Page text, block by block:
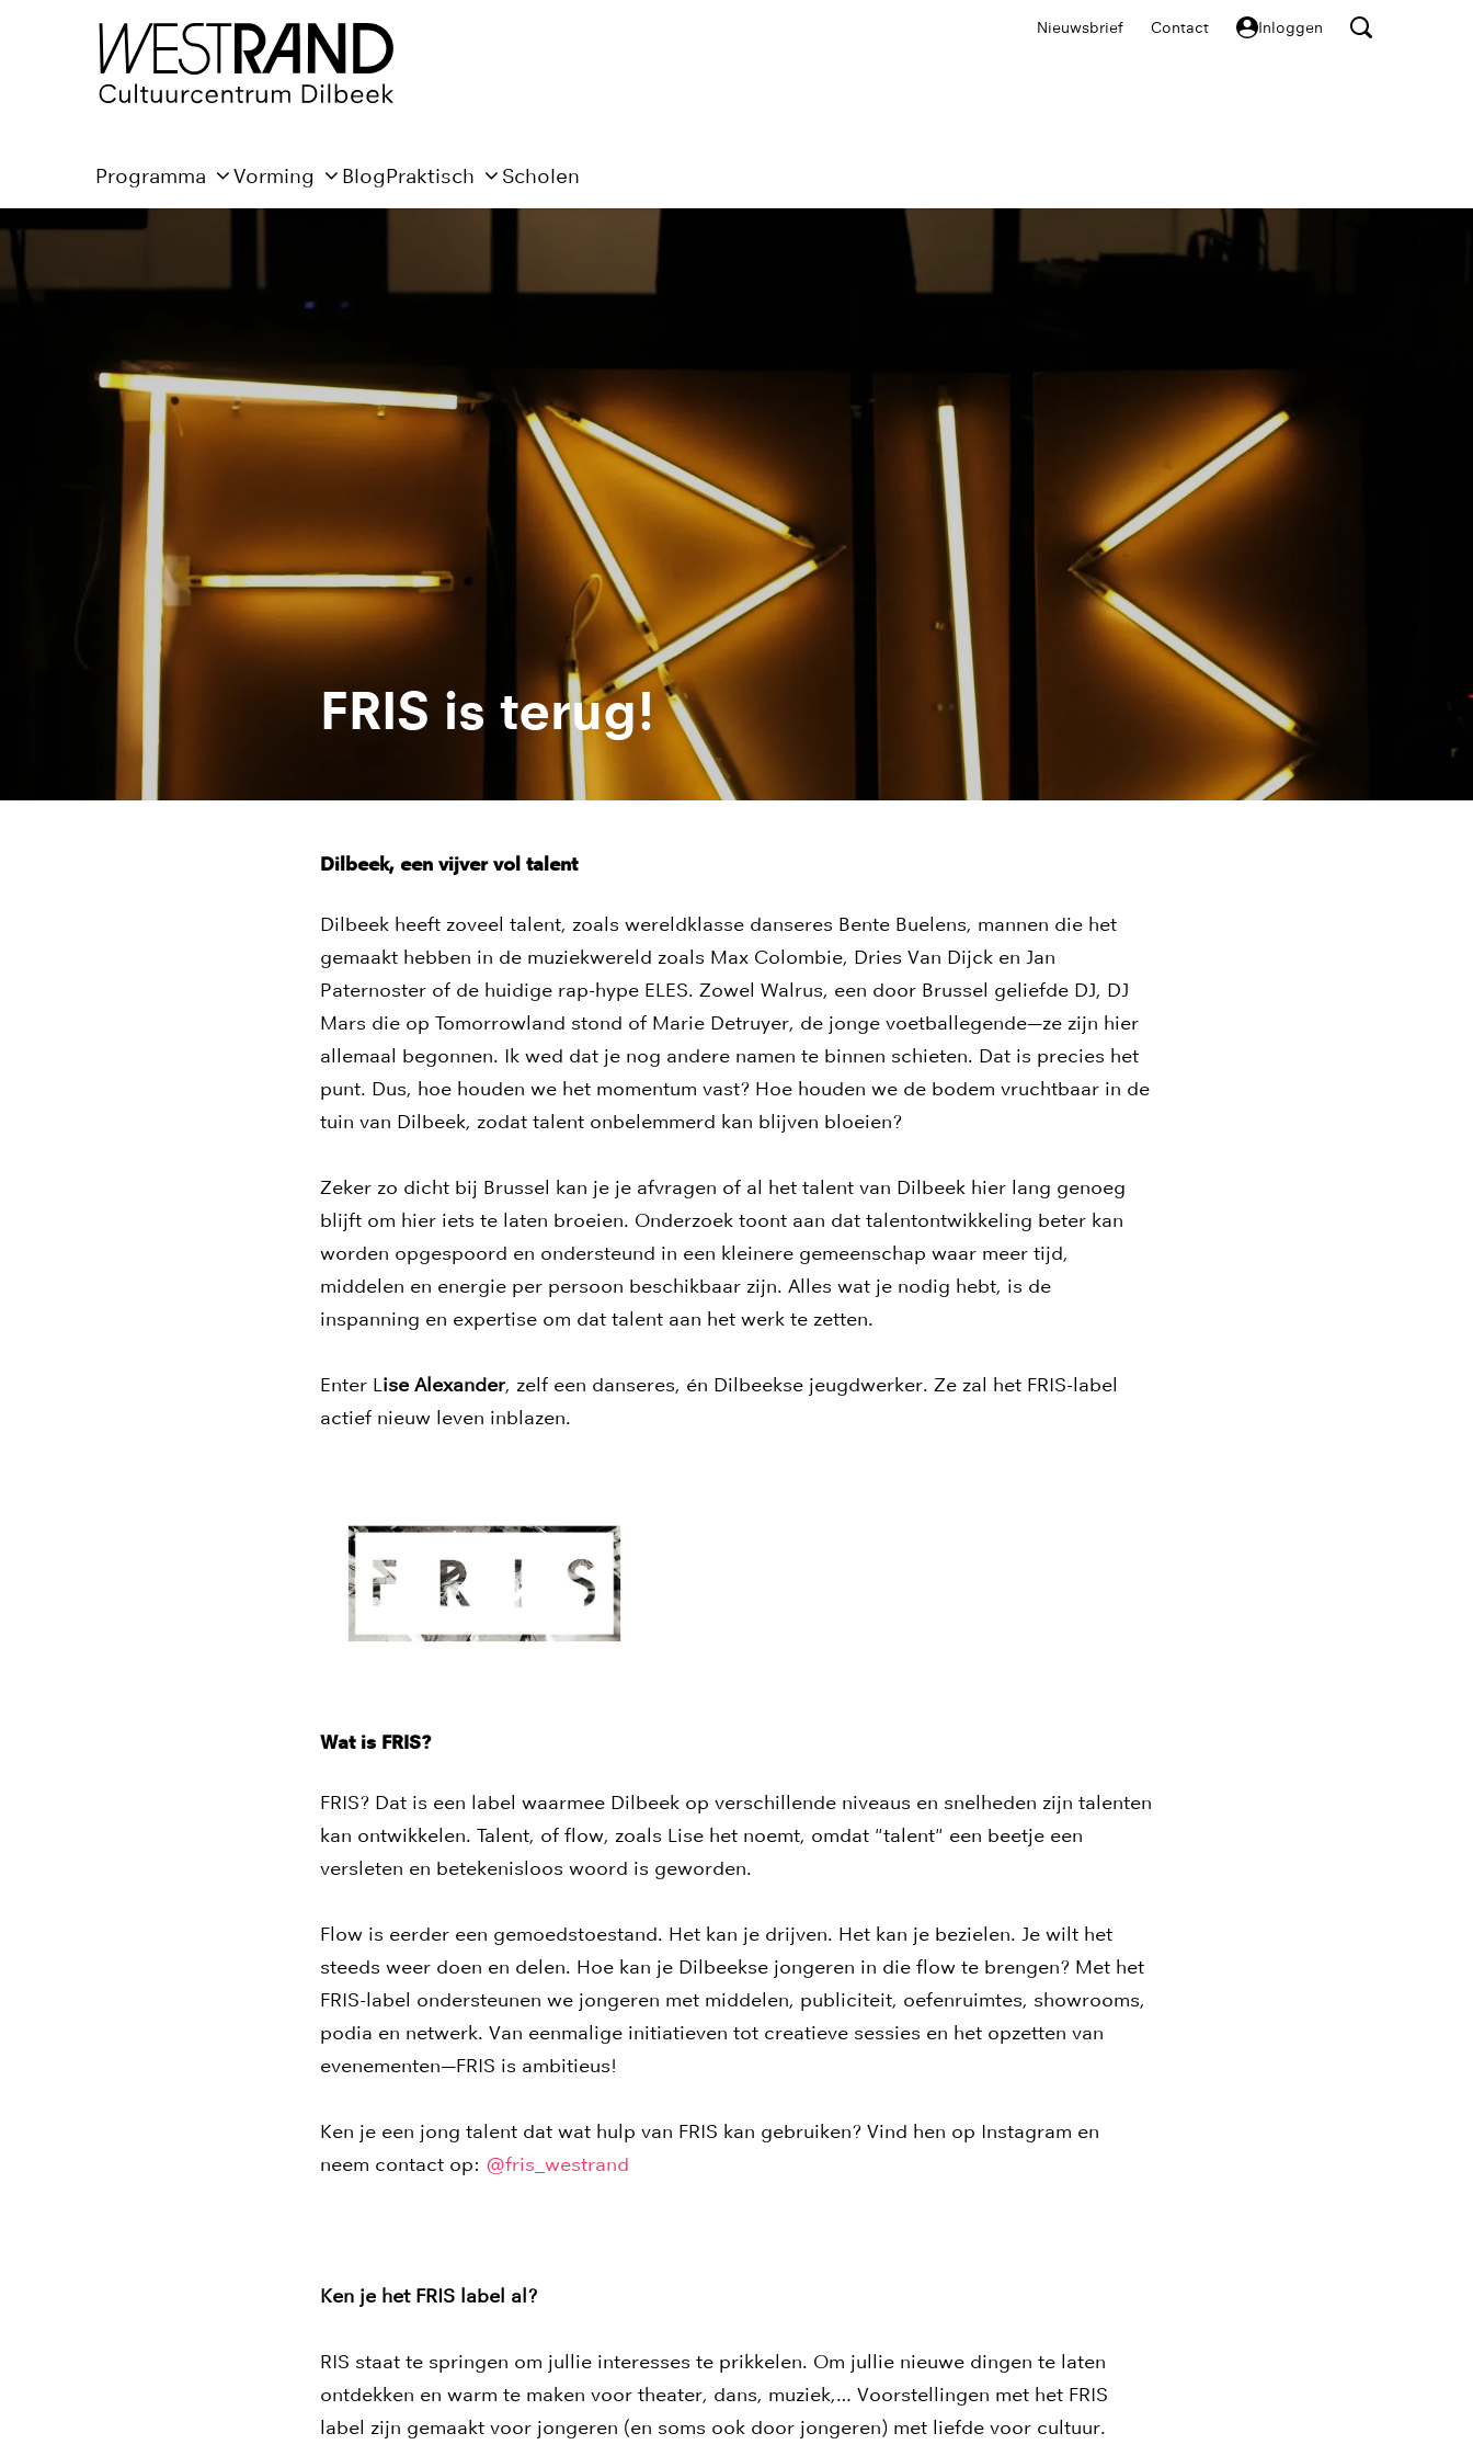
Nieuwsbrief Contact Inloggen
Programma Vorming BlogPraktisch Scholen
FRIS is terug!
Dilbeek, een vijver vol talent
Dilbeek heeft zoveel talent, zoals wereldklasse danseres Bente Buelens, mannen die het
gemaakt hebben in de muziekwereld zoals Max Colombie, Dries Van Dijck en Jan
Paternoster of de huidige rap-hype ELES. Zowel Walrus, een door Brussel geliefde DJ, DJ
Mars die op Tomorrowland stond of Marie Detruyer, de jonge voetballegende—ze zijn hier
allemaal begonnen. Ik wed dat je nog andere namen te binnen schieten. Dat is precies het
punt. Dus, hoe houden we het momentum vast? Hoe houden we de bodem vruchtbaar in de
tuin van Dilbeek, zodat talent onbelemmerd kan blijven bloeien?
Zeker zo dicht bij Brussel kan je je afvragen of al het talent van Dilbeek hier lang genoeg
blijft om hier iets te laten broeien. Onderzoek toont aan dat talentontwikkeling beter kan
worden opgespoord en ondersteund in een kleinere gemeenschap waar meer tijd,
middelen en energie per persoon beschikbaar zijn. Alles wat je nodig hebt, is de
inspanning en expertise om dat talent aan het werk te zetten.
Enter Lise Alexander, zelf een danseres, én Dilbeekse jeugdwerker. Ze zal het FRIS-label
actief nieuw leven inblazen.
Wat is FRIS?
FRIS? Dat is een label waarmee Dilbeek op verschillende niveaus en snelheden zijn talenten
kan ontwikkelen. Talent, of flow, zoals Lise het noemt, omdat "talent" een beetje een
versleten en betekenisloos woord is geworden.
Flow is eerder een gemoedstoestand. Het kan je drijven. Het kan je bezielen. Je wilt het
steeds weer doen en delen. Hoe kan je Dilbeekse jongeren in die flow te brengen? Met het
FRIS-label ondersteunen we jongeren met middelen, publiciteit, oefenruimtes, showrooms,
podia en netwerk. Van eenmalige initiatieven tot creatieve sessies en het opzetten van
evenementen—FRIS is ambitieus!
Ken je een jong talent dat wat hulp van FRIS kan gebruiken? Vind hen op Instagram en
neem contact op: @fris_westrand
Ken je het FRIS label al?
RIS staat te springen om jullie interesses te prikkelen. Om jullie nieuwe dingen te laten
ontdekken en warm te maken voor theater, dans, muziek,… Voorstellingen met het FRIS
label zijn gemaakt voor jongeren (en soms ook door jongeren) met liefde voor cultuur.